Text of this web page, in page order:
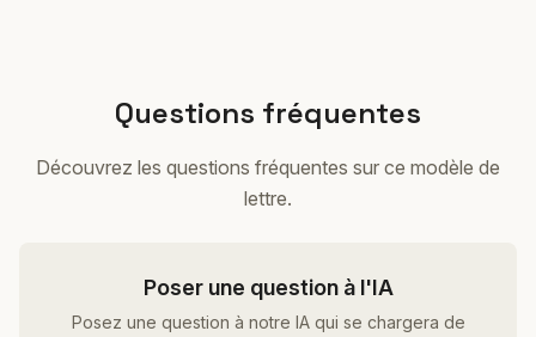
Questions fréquentes
Découvrez les questions fréquentes sur ce modèle de
lettre.
Poser une question à l'IA
Posez une question à notre IA qui se chargera de